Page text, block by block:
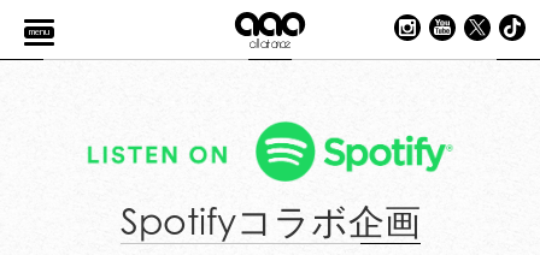
menu
Spotifyコラボ企画